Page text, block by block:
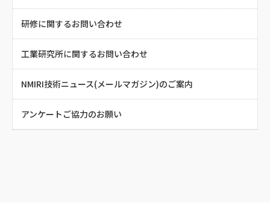
研修に関するお問い合わせ
工業研究所に関するお問い合わせ
NMIRI技術ニュース(メールマガジン)のご案内
アンケートご協力のお願い